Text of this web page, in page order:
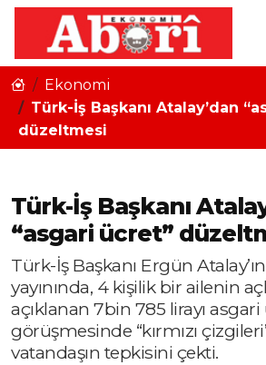
Ekonomi
Türk-İş Başkanı Atalay’dan
düzeltmesi
Türk-İş Başkanı
“asgari ücret”
Türk-İş Başkanı Ergün
yayınında, 4 kişilik bir ailenin
açıklanan 7bin 785 lirayı
görüşmesinde “kırmızı
vatandaşın tepkisini çekti.